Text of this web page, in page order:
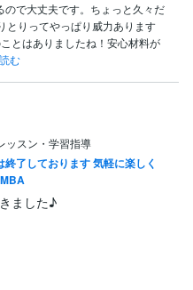
ので大丈夫です。ちょっと久々だ
とりってやっぱり威力あります
とはありましたね！安心材料が
む
ッスン・学習指導
了しております 気軽に楽しく
ました♪